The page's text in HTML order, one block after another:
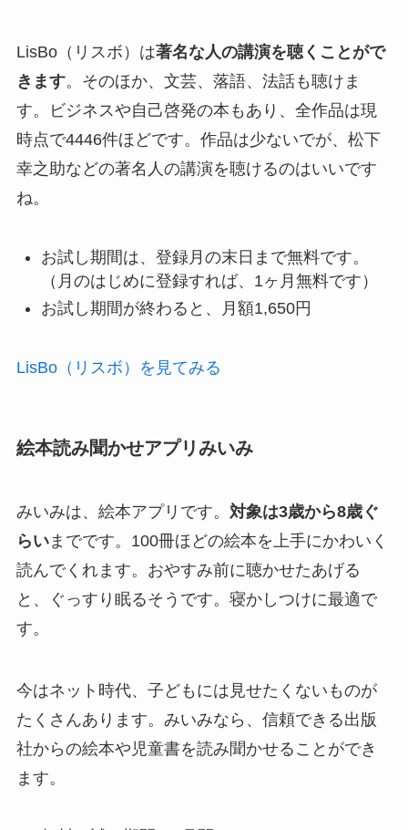
LisBo（リスボ）は著名な人の講演を聴くことがで
きます。そのほか、文芸、落語、法話も聴けま
す。ビジネスや自己啓発の本もあり、全作品は現
時点で4446件ほどです。作品は少ないでが、松下
幸之助などの著名人の講演を聴けるのはいいです
ね。
お試し期間は、登録月の末日まで無料です。
（月のはじめに登録すれば、1ヶ月無料です）
お試し期間が終わると、月額1,650円
LisBo（リスボ）を見てみる
絵本読み聞かせアプリみいみ
みいみは、絵本アプリです。 対象は3歳から8歳ぐ
らいまでです。100冊ほどの絵本を上手にかわいく
読んでくれます。おやすみ前に聴かせたあげる
と、ぐっすり眠るそうです。寝かしつけに最適で
す。
今はネット時代、子どもには見せたくないものが
たくさんあります。みいみなら、信頼できる出版
社からの絵本や児童書を読み聞かせることができ
ます。